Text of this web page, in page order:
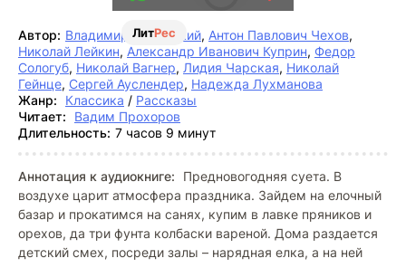
ЛитРес
Автор: Владимир Одоевский, Антон Павлович Чехов,
Николай Лейкин, Александр Иванович Куприн, Федор
Сологуб, Николай Вагнер, Лидия Чарская, Николай
Гейнце, Сергей Ауслендер, Надежда Лухманова
Жанр:
Классика / Рассказы
Читает:
Вадим Прохоров
Длительность: 7 часов 9 минут
Аннотация к аудиокниге:
Предновогодняя суета. В
воздухе царит атмосфера праздника. Зайдем на елочный
базар и прокатимся на санях, купим в лавке пряников и
орехов, да три фунта колбаски вареной. Дома раздается
детский смех, посреди залы – нарядная елка, а на ней